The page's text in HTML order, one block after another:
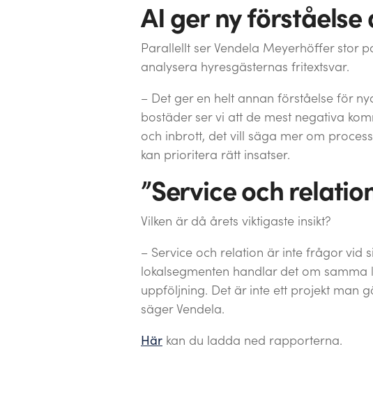
AI ger ny
Parallellt ser Vendela Meyerhöffer stor
analysera hyresgästernas fritextsvar.
– Det ger en helt annan förståelse för
bostäder ser vi att de mest negativa
och inbrott, det vill säga mer om
kan prioritera rätt insatser.
”Service och
Vilken är då årets viktigaste insikt?
– Service och relation är inte frågor vid
lokalsegmenten handlar det om
uppföljning. Det är inte ett projekt man
säger Vendela.
Här kan du ladda ned rapporterna.